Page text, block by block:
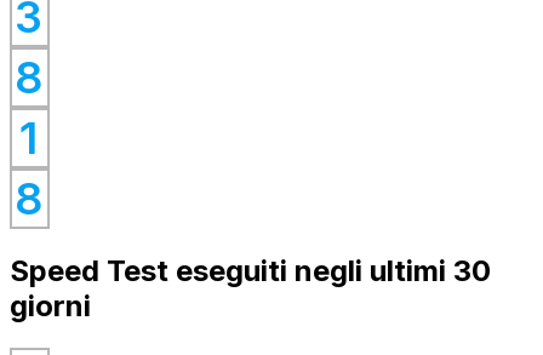
3
0
8
0
1
0
8
0
Speed Test eseguiti negli ultimi 30
giorni